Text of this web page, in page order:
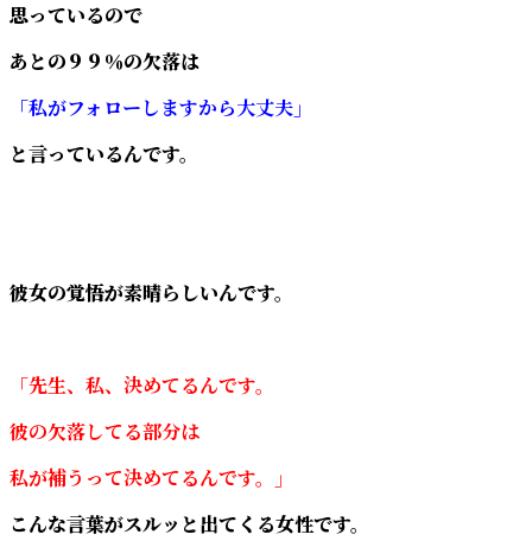
思っているので
あとの９９％の欠落は
「私がフォローしますから大丈夫」
と言っているんです。
彼女の覚悟が素晴らしいんです。
「先生、私、決めてるんです。
彼の欠落してる部分は
私が補うって決めてるんです。」
こんな言葉がスルッと出てくる女性です。